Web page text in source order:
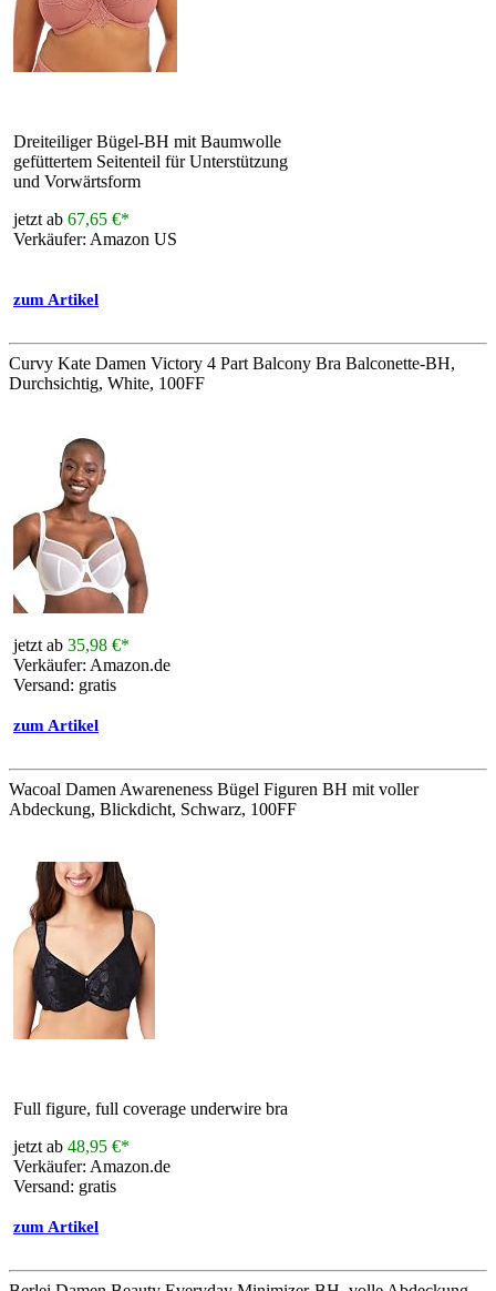
Dreiteiliger Bügel-BH mit Baumwolle
gefüttertem Seitenteil für Unterstützung
und Vorwärtsform
jetzt ab 67,65 €*
Verkäufer: Amazon US
zum Artikel
Curvy Kate Damen Victory 4 Part Balcony Bra Balconette-BH,
Durchsichtig, White, 100FF
jetzt ab 35,98 €*
Verkäufer: Amazon.de
Versand: gratis
zum Artikel
Wacoal Damen Awareneness Bügel Figuren BH mit voller
Abdeckung, Blickdicht, Schwarz, 100FF
Full figure, full coverage underwire bra
jetzt ab 48,95 €*
Verkäufer: Amazon.de
Versand: gratis
zum Artikel